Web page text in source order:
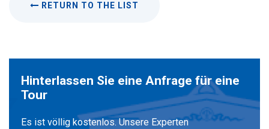
RETURN TO THE LIST
Hinterlassen Sie eine Anfrage für eine
Tour
Es ist völlig kostenlos. Unsere Experten